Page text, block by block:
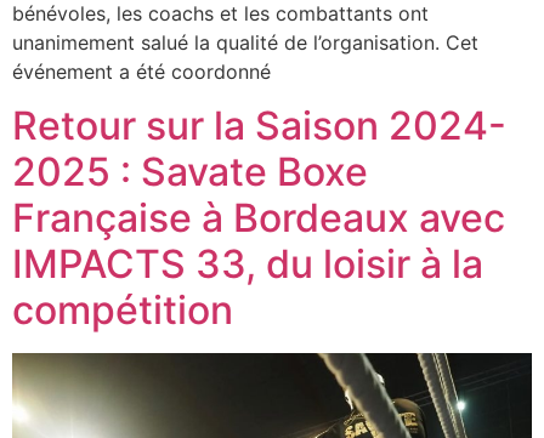
bénévoles, les coachs et les combattants ont
unanimement salué la qualité de l’organisation. Cet
événement a été coordonné
Retour sur la Saison 2024-
2025 : Savate Boxe
Française à Bordeaux avec
IMPACTS 33, du loisir à la
compétition